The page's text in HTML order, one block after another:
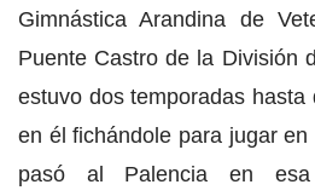
Gimnástica Arandina de
Puente Castro de la División
estuvo dos temporadas
en él fichándole para jugar
pasó al Palencia en esa